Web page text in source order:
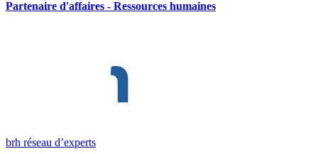
Partenaire d'affaires - Ressources humaines
brh réseau d’experts